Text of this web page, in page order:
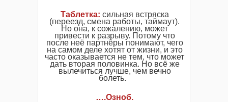
Таблетка: сильная встряска
(переезд, смена работы, таймаут).
Но она, к сожалению, может
привести к разрыву. Потому что
после неё партнёры понимают, чего
на самом деле хотят от жизни, и это
часто оказывается не тем, что может
дать вторая половинка. Но всё же
вылечиться лучше, чем вечно
болеть.
….Озноб.